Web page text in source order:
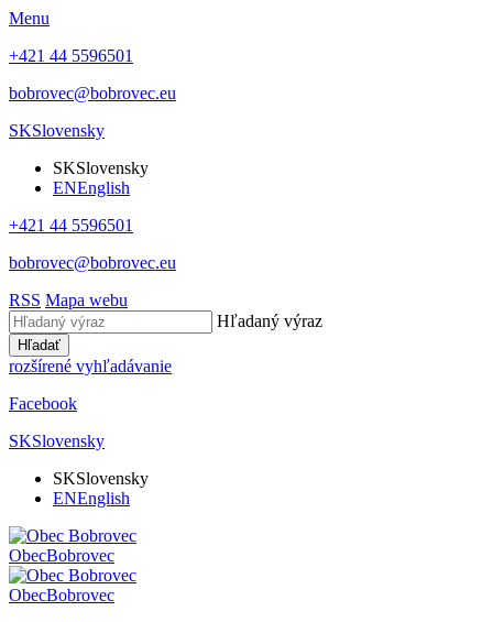
Menu
+421 44 5596501
bobrovec@bobrovec.eu
SKSlovensky
SKSlovensky
ENEnglish
+421 44 5596501
bobrovec@bobrovec.eu
RSS Mapa webu
Hľadaný výraz
Hľadať
rozšírené vyhľadávanie
Facebook
SKSlovensky
SKSlovensky
ENEnglish
ObecBobrovec
ObecBobrovec